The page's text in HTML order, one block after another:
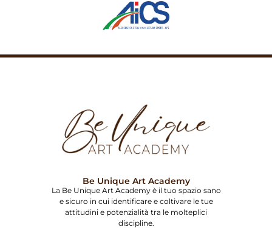
Be Unique Art Academy
La Be Unique Art Academy è il tuo spazio sano
e sicuro in cui identificare e coltivare le tue
attitudini e potenzialità tra le molteplici
discipline.